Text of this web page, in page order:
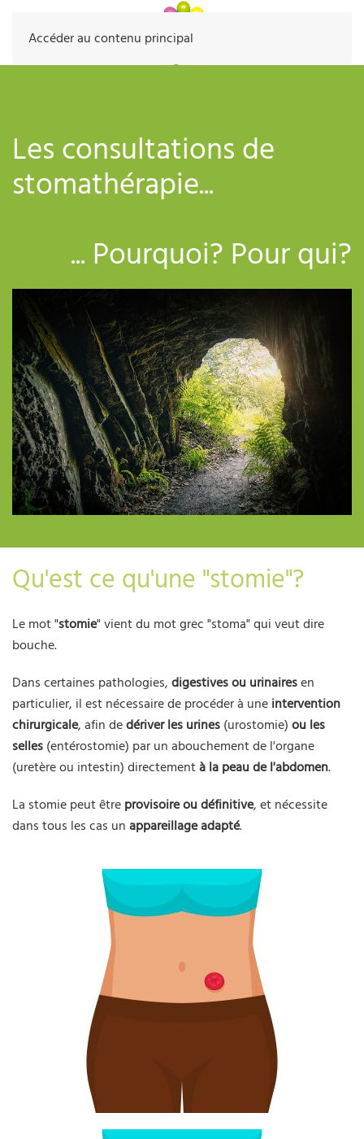
Accéder au contenu principal
Les consultations de
stomathérapie...
... Pourquoi? Pour qui?
Qu'est ce qu'une "stomie"?
Le mot "stomie" vient du mot grec "stoma" qui veut dire
bouche.
Dans certaines pathologies, digestives ou urinairesen
particulier, il est nécessaire de procéder à une intervention
chirurgicale, afin dedériver les urines (urostomie) ou les
selles (entérostomie) par un abouchement de l'organe
(uretère ou intestin) directementà la peau de l'abdomen.
La stomie peut être provisoire ou définitive, et nécessite
dans tous les cas un appareillage adapté.